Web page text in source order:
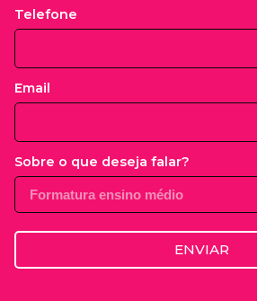
Telefone
Email
Sobre o que deseja falar?
ENVIAR